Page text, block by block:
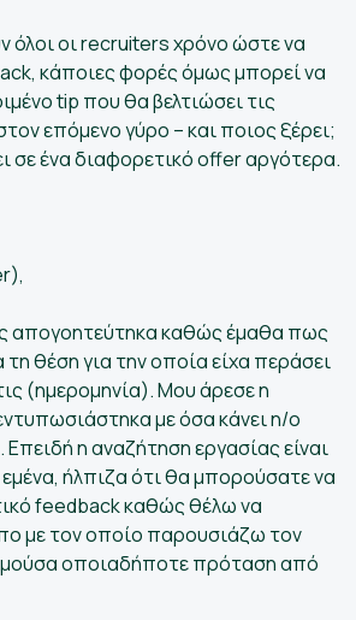
όλοι οι recruiters χρόνο ώστε να
κάποιες φορές όμως μπορεί να
tip που θα βελτιώσει τις
επόμενο γύρο – και ποιος ξέρει;
σε ένα διαφορετικό offer αργότερα.
απογοητεύτηκα καθώς έμαθα πως
τη θέση για την οποία είχα περάσει
(ημερομηνία). Μου άρεσε η
με όσα κάνει η/ο
η αναζήτηση εργασίας είναι
εμένα, ήλπιζα ότι θα μπορούσατε να
feedback καθώς θέλω να
με τον οποίο παρουσιάζω τον
οποιαδήποτε πρόταση από